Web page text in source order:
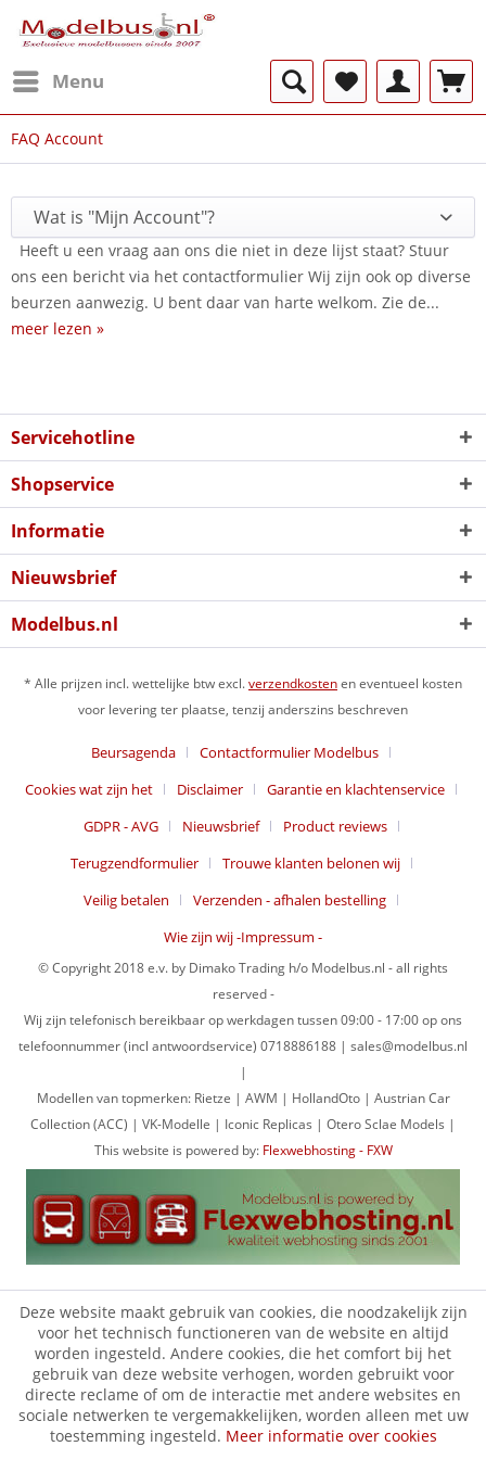
Menu
FAQ Account
Wat is "Mijn Account"?
Heeft u een vraag aan ons die niet in deze lijst staat? Stuur
ons een bericht via het contactformulier Wij zijn ook op diverse
beurzen aanwezig. U bent daar van harte welkom. Zie de...
meer lezen »
Servicehotline
Shopservice
Informatie
Nieuwsbrief
Modelbus.nl
* Alle prijzen incl. wettelijke btw excl.verzendkostenen eventueel kosten
voor levering ter plaatse, tenzij anderszins beschreven
Beursagenda
Contactformulier Modelbus
Cookies wat zijn het
Disclaimer
Garantie en klachtenservice
GDPR - AVG
Nieuwsbrief
Product reviews
Terugzendformulier
Trouwe klanten belonen wij
Veilig betalen
Verzenden - afhalen bestelling
Wie zijn wij -Impressum -
© Copyright 2018 e.v. by Dimako Trading h/o Modelbus.nl - all rights
reserved -
Wij zijn telefonisch bereikbaar op werkdagen tussen 09:00 - 17:00 op ons
telefoonnummer (incl antwoordservice) 0718886188 | sales@modelbus.nl
|
Modellen van topmerken: Rietze | AWM | HollandOto | Austrian Car
Collection (ACC) | VK-Modelle | Iconic Replicas | Otero Sclae Models |
This website is powered by: Flexwebhosting - FXW
Deze website maakt gebruik van cookies, die noodzakelijk zijn
voor het technisch functioneren van de website en altijd
worden ingesteld. Andere cookies, die het comfort bij het
gebruik van deze website verhogen, worden gebruikt voor
directe reclame of om de interactie met andere websites en
sociale netwerken te vergemakkelijken, worden alleen met uw
toestemming ingesteld. Meer informatie over cookies